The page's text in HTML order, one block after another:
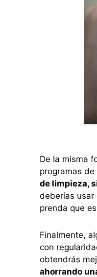
De la misma
programas
de limpieza,
deberías usar
prenda que
Finalmente,
con
obtendrás
ahorrando